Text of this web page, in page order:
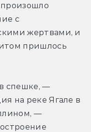
с
жертвами, и
пришлось
спешке, —
на реке Ягале в
—